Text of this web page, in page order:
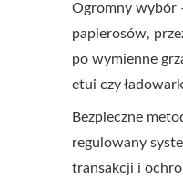
Ogromny wybór
papierosów,
po wymienne
etui czy
Bezpieczne
regulowany
transakcji i